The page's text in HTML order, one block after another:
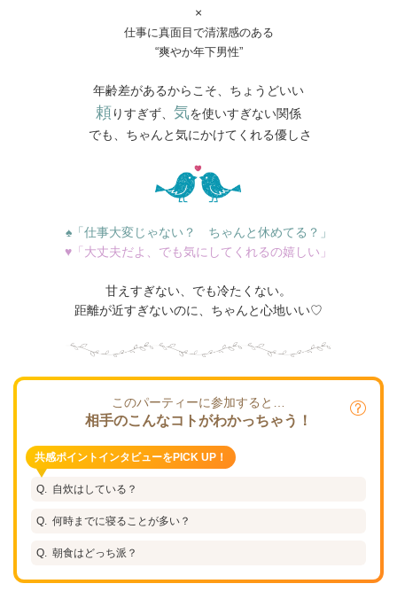
×
仕事に真面目で清潔感のある
“爽やか年下男性”
年齢差があるからこそ、ちょうどいい
頼りすぎず、 気を使いすぎない関係
でも、ちゃんと気にかけてくれる優しさ
♠「仕事大変じゃない？ ちゃんと休めてる？」
♥「大丈夫だよ、でも気にしてくれるの嬉しい」
甘えすぎない、でも冷たくない。
距離が近すぎないのに、ちゃんと心地いい♡
このパーティーに参加すると…
相手のこんなコトがわかっちゃう！
共感ポイントインタビューをPICK UP！
自炊はしている？
何時までに寝ることが多い？
朝食はどっち派？